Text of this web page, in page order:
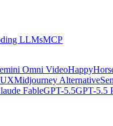
LLMsMCP
Omni Video
Midjourney Alternative
FableGPT-5.5GPT-5.5